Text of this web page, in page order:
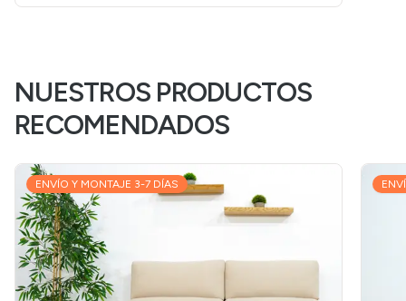
NUESTROS PRODUCTOS
RECOMENDADOS
ENVÍO Y MONTAJE 3-7 DÍAS